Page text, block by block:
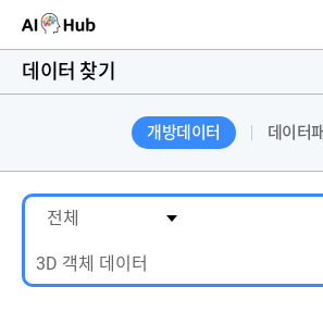
AI-Hub
AI 데이터찾기
AI 허브소개
데이터 찾기
개방데이터 데이터